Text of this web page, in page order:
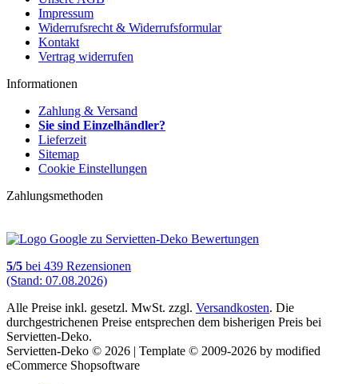
Impressum
Widerrufsrecht & Widerrufsformular
Kontakt
Vertrag widerrufen
Informationen
Zahlung & Versand
Sie sind Einzelhändler?
Lieferzeit
Sitemap
Cookie Einstellungen
Zahlungsmethoden
5/5 bei 439 Rezensionen
(Stand: 07.08.2026)
Alle Preise inkl. gesetzl. MwSt. zzgl. Versandkosten. Die
durchgestrichenen Preise entsprechen dem bisherigen Preis bei
Servietten-Deko.
Servietten-Deko © 2026 | Template © 2009-2026 by modified
eCommerce Shopsoftware